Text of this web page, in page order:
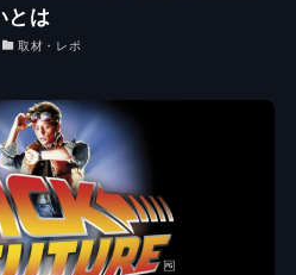
とは
取材・レポ